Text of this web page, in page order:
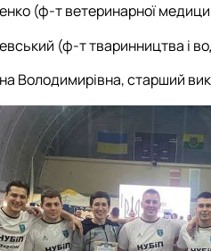
(ф-т ветеринарної
(ф-т тваринництва і
Володимирівна, старший